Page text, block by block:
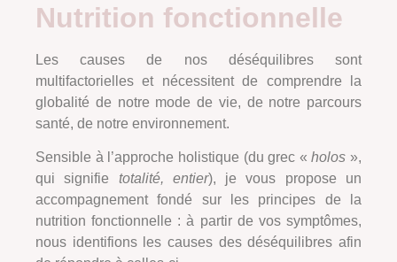
Nutrition fonctionnelle
Les causes de nos déséquilibres sont
multifactorielles et nécessitent de comprendre la
globalité de notre mode de vie, de notre parcours
santé, de notre environnement.
Sensible à l’approche holistique (du grec «holos »,
qui signifie totalité, entier), je vous propose un
accompagnement fondé sur les principes de la
nutrition fonctionnelle : à partir de vos symptômes,
nous identifions les causes des déséquilibres afin